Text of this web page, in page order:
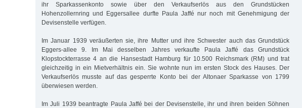
ihr Sparkassenkonto sowie über den Verkaufserlös aus den Grundstücken
Hohenzollernring und Eggersallee durfte Paula Jaffé nur noch mit Genehmigung der
Devisenstelle verfügen.
Im Januar 1939 veräußerten sie, ihre Mutter und ihre Schwester auch das Grundstück
Eggers-allee 9. Im Mai desselben Jahres verkaufte Paula Jaffé das Grundstück
Klopstockterrasse 4 an die Hansestadt Hamburg für 10.500 Reichsmark (RM) und trat
gleichzeitig in ein Mietverhältnis ein. Sie wohnte nun im ersten Stock des Hauses. Der
Verkaufserlös musste auf das gesperrte Konto bei der Altonaer Sparkasse von 1799
überwiesen werden.
Im Juli 1939 beantragte Paula Jaffé bei der Devisenstelle, ihr und ihren beiden Söhnen